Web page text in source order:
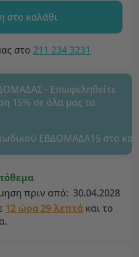
στο καλάθι
στο 211 234 3231
- Επωφεληθείτε
15% σε όλα μας τα
ΕΒΔΟΜΑΔΑ15 στο
πριν από: 30.04.2028
12 ώρα 29 λεπτά και το